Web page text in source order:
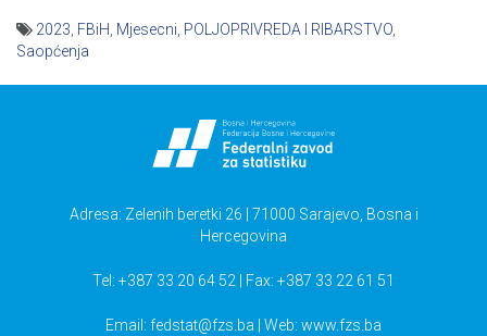
2023 FBiH Mjesecni POLJOPRIVREDA I RIBARSTVO
Saopćenja
Adresa: Zelenih beretki 26 | 71000 Sarajevo, Bosna i
Hercegovina
Tel: +387 33 20 64 52 | Fax: +387 33 22 61 51
Email: fedstat@fzs.ba | Web: www.fzs.ba